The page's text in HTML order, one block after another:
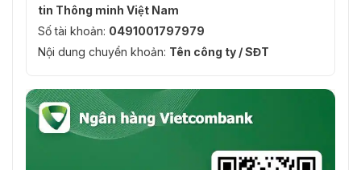
tin Thông minh Việt Nam
Số tài khoản: 0491001797979
Nội dung chuyển khoản: Tên công ty / SĐT